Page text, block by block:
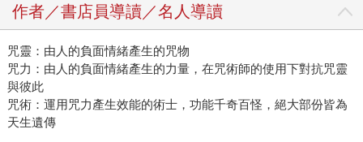
作者／書店員導讀／名人導讀
咒靈：由人的負面情緒產生的咒物
咒力：由人的負面情緒產生的力量，在咒術師的使用下對抗咒靈
與彼此
咒術：運用咒力產生效能的術士，功能千奇百怪，絕大部份皆為
天生遺傳